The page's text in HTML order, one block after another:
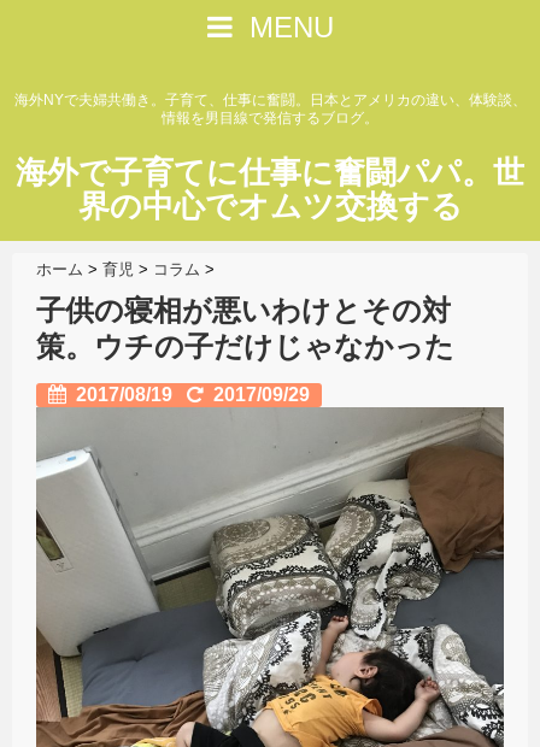
MENU
海外NYで夫婦共働き。子育て、仕事に奮闘。日本とアメリカの違い、体験談、
情報を男目線で発信するブログ。
海外で子育てに仕事に奮闘パパ。世
界の中心でオムツ交換する
ホーム > 育児 > コラム >
子供の寝相が悪いわけとその対
策。ウチの子だけじゃなかった
2017/08/19 2017/09/29